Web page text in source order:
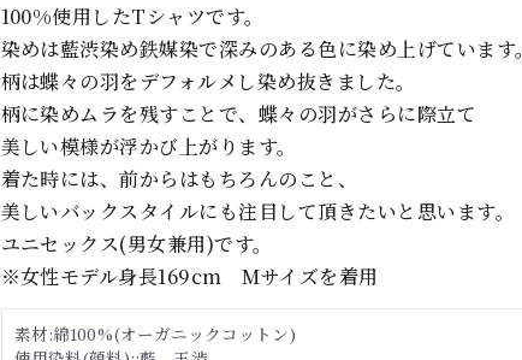
100%使用したTシャツです。
染めは藍渋染め鉄媒染で深みのある色に染め上げています。
柄は蝶々の羽をデフォルメし染め抜きました。
柄に染めムラを残すことで、蝶々の羽がさらに際立て
美しい模様が浮かび上がります。
着た時には、前からはもちろんのこと、
美しいバックスタイルにも注目して頂きたいと思います。
ユニセックス(男女兼用)です。
※女性モデル身長169cm Mサイズを着用
素材:綿100%(オーガニックコットン)